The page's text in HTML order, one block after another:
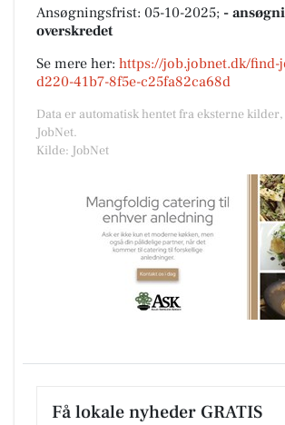
Ansøgningsfrist: 05-10-2025; -
overskredet
Se mere her: https://job.jobnet.dk/find-
d220-41b7-8f5e-c25fa82ca68d
Data er automatisk hentet fra eksterne
JobNet.
Kilde: JobNet
Få lokale nyheder GRATIS